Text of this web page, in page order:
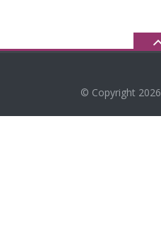
© Copyright 2026